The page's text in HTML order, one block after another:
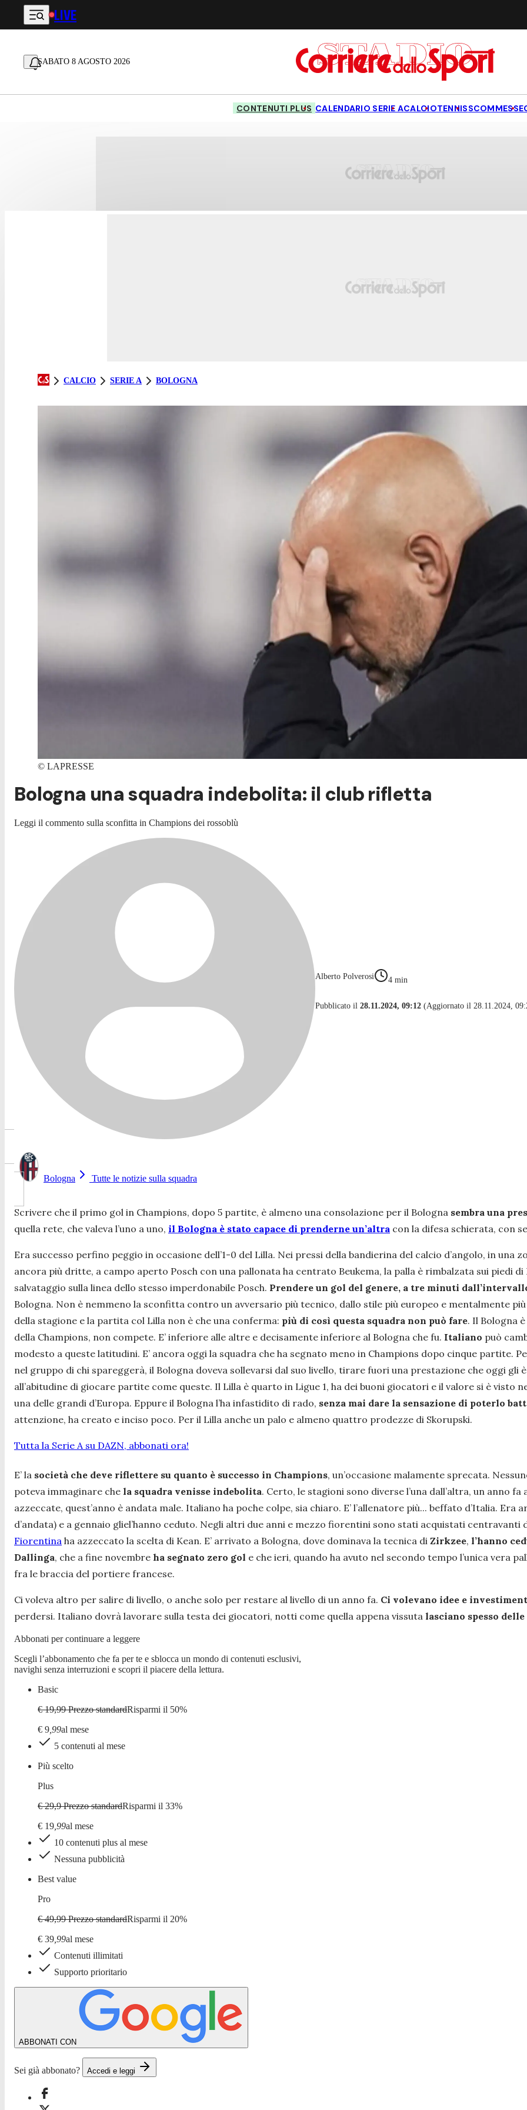
Vai al contenuto principale
LIVE
SABATO 8 AGOSTO 2026
CONTENUTI PLUS CALENDARIO SERIE ACALCIOTENNISSCOMMESSE
CALCIO SERIE A BOLOGNA
© LAPRESSE
Bologna una squadra indebolita: il club rifletta
Leggi il commento sulla sconfitta in Champions dei rossoblù
Alberto Polverosi 4 min
Pubblicato il 28.11.2024, 09:12 (Aggiornato il 28.11.2024,
Bologna Tutte le notizie sulla squadra
Scrivere che il primo gol in Champions, dopo 5 partite, è almeno una consolazione per il Bologna sembra una
quella rete, che valeva l’uno a uno, il Bologna è stato capace di prenderne un’altra con la difesa schierata, con
Era successo perfino peggio in occasione dell’1-0 del Lilla. Nei pressi della bandierina del calcio d’angolo, in una
ancora più dritte, a campo aperto Posch con una pallonata ha centrato Beukema, la palla è rimbalzata sui piedi
salvataggio sulla linea dello stesso imperdonabile Posch. Prendere un gol del genere, a tre minuti
Bologna. Non è nemmeno la sconfitta contro un avversario più tecnico, dallo stile più europeo e mentalmente
della stagione e la partita col Lilla non è che una conferma: più di così questa squadra non può fare. Il Bologna
della Champions, non compete. E’ inferiore alle altre e decisamente inferiore al Bologna che fu. Italiano può
modesto a queste latitudini. E’ ancora oggi la squadra che ha segnato meno in Champions dopo cinque partite.
nel gruppo di chi spareggerà, il Bologna doveva sollevarsi dal suo livello, tirare fuori una prestazione che oggi
all’abitudine di giocare partite come queste. Il Lilla è quarto in Ligue 1, ha dei buoni giocatori e il valore si è visto
una delle grandi d’Europa. Eppure il Bologna l’ha infastidito di rado, senza mai dare la sensazione di poterlo
attenzione, ha creato e inciso poco. Per il Lilla anche un palo e almeno quattro prodezze di Skorupski.
Tutta la Serie A su DAZN, abbonati ora!
E’ la società che deve riflettere su quanto è successo in Champions, un’occasione malamente sprecata.
poteva immaginare che la squadra venisse indebolita. Certo, le stagioni sono diverse l’una dall’altra, un anno
azzeccate, quest’anno è andata male. Italiano ha poche colpe, sia chiaro. E’ l’allenatore più... beffato d’Italia. Era
d’andata) e a gennaio gliel’hanno ceduto. Negli altri due anni e mezzo fiorentini sono stati acquistati centravanti
Fiorentina ha azzeccato la scelta di Kean. E’ arrivato a Bologna, dove dominava la tecnica di Zirkzee, l’hanno
Dallinga, che a fine novembre ha segnato zero gol e che ieri, quando ha avuto nel secondo tempo l’unica vera
fra le braccia del portiere francese.
Ci voleva altro per salire di livello, o anche solo per restare al livello di un anno fa. Ci volevano idee e
perdersi. Italiano dovrà lavorare sulla testa dei giocatori, notti come quella appena vissuta lasciano spesso
Abbonati per continuare a leggere
Scegli l’abbonamento che fa per te e sblocca un mondo di contenuti esclusivi,
navighi senza interruzioni e scopri il piacere della lettura.
Basic
€ 19,99 Prezzo standardRisparmi il 50%
€ 9 99al mese
5 contenuti al mese
Più scelto
Plus
€ 29,9 Prezzo standardRisparmi il 33%
€ 19 99al mese
10 contenuti plus al mese
Nessuna pubblicità
Best value
Pro
€ 49,99 Prezzo standardRisparmi il 20%
€ 39 99al mese
Contenuti illimitati
Supporto prioritario
ABBONATI CON
Sei già abbonato? Accedi e leggi